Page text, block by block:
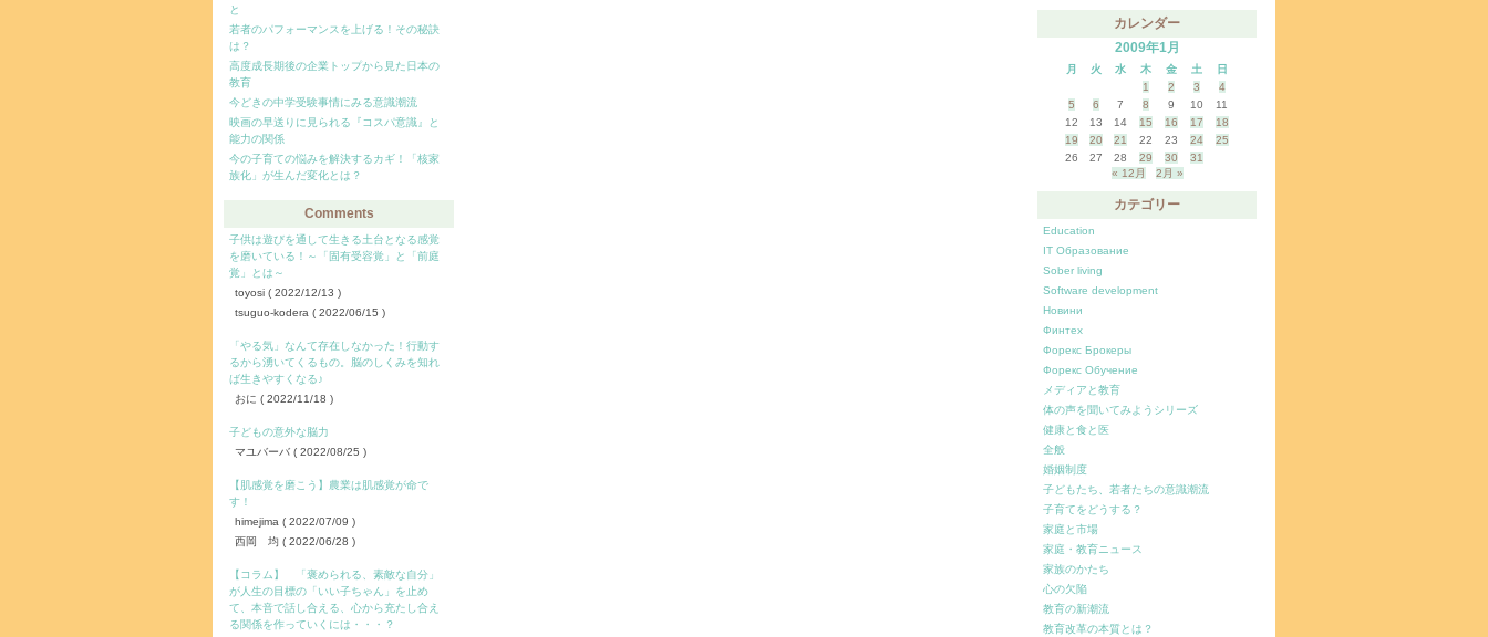
と
若者のパフォーマンスを上げる！その秘訣
は？
高度成長期後の企業トップから見た日本の
教育
今どきの中学受験事情にみる意識潮流
映画の早送りに見られる『コスパ意識』と
能力の関係
今の子育ての悩みを解決するカギ！「核家
族化」が生んだ変化とは？
Comments
子供は遊びを通して生きる土台となる感覚
を磨いている！～「固有受容覚」と「前庭
覚」とは～
toyosi ( 2022/12/13 )
tsuguo-kodera ( 2022/06/15 )
「やる気」なんて存在しなかった！行動す
るから湧いてくるもの。脳のしくみを知れ
ば生きやすくなる♪
おに ( 2022/11/18 )
子どもの意外な脳力
マユバーバ ( 2022/08/25 )
【肌感覚を磨こう】農業は肌感覚が命で
す！
himejima ( 2022/07/09 )
西岡 均 ( 2022/06/28 )
【コラム】 「褒められる、素敵な自分」
が人生の目標の「いい子ちゃん」を止め
て、本音で話し合える、心から充たし合え
る関係を作っていくには・・・？
カレンダー
2009年1月
月 火 水 木 金 土
日
1
2 3
4
5
6 7 8 9 10
11
12
13 14 15 16 17
18
19
20 21 22 23 24
25
26
27 28 29 30
31
« 12月
2月 »
カテゴリー
Education
IT Образование
Sober living
Software development
Новини
Финтех
Форекс Брокеры
Форекс Обучение
メディアと教育
体の声を聞いてみようシリーズ
健康と食と医
全般
婚姻制度
子どもたち、若者たちの意識潮流
子育てをどうする？
家庭と市場
家庭・教育ニュース
家族のかたち
心の欠陥
教育の新潮流
教育改革の本質とは？